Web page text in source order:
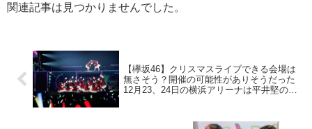
関連記事は見つかりませんでした。
【欅坂46】クリスマスライブできる会場は
無さそう？開催の可能性がありそうだった
12月23、24日の横浜アリーナは平井堅のラ